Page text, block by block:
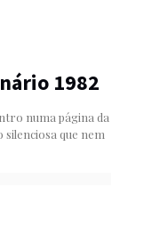
1982
numa página da
que nem